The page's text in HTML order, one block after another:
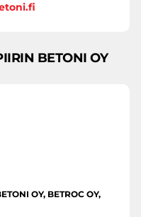
BETONI OY
OY, BETROC OY,